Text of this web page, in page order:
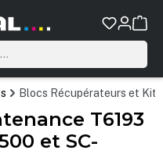
Blocs Récupérateurs et
T6193
et SC-